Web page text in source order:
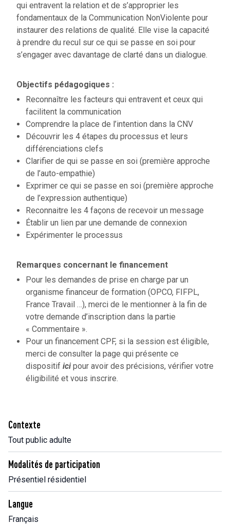
Contexte
Tout public adulte
Modalités de participation
Présentiel résidentiel
Langue
Français
qui entravent la relation et de s’approprier les
fondamentaux de la Communication NonViolente pour
instaurer des relations de qualité. Elle vise la capacité
à prendre du recul sur ce qui se passe en soi pour
s’engager avec davantage de clarté dans un dialogue.
Objectifs pédagogiques :
Reconnaître les facteurs qui entravent et ceux qui
facilitent la communication
Comprendre la place de l’intention dans la CNV
Découvrir les 4 étapes du processus et leurs
différenciations clefs
Clarifier de qui se passe en soi (première approche
de l’auto-empathie)
Exprimer ce qui se passe en soi (première approche
de l’expression authentique)
Reconnaitre les 4 façons de recevoir un message
Établir un lien par une demande de connexion
Expérimenter le processus
Remarques concernant le financement
Pour les demandes de prise en charge par un
organisme financeur de formation (OPCO, FIFPL,
France Travail …), merci de le mentionner à la fin de
votre demande d’inscription dans la partie
« Commentaire ».
Pour un financement CPF, si la session est éligible,
merci de consulter la page qui présente ce
dispositif icipour avoir des précisions, vérifier votre
éligibilité et vous inscrire.